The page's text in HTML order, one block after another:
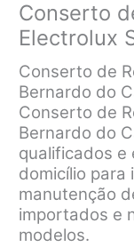
Conserto
Electrolux
Conserto de
Bernardo do
Conserto de
Bernardo do
qualificados e
domicílio para
manutenção
importados e
modelos.